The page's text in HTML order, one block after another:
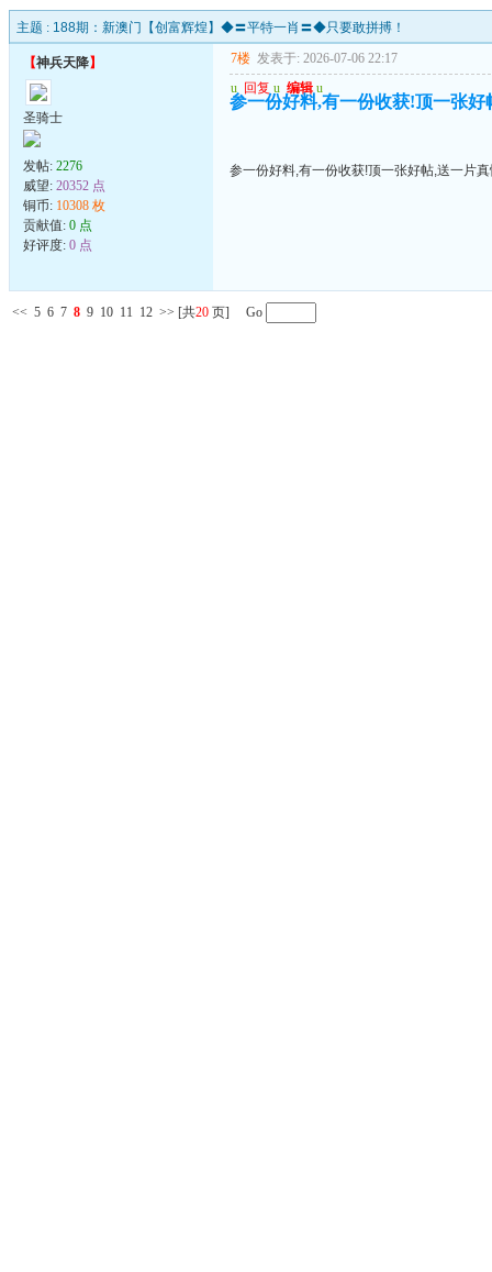
主题 : 188期：新澳门【创富辉煌】◆〓平特一肖〓◆只要敢拼搏！
【神兵天降】
圣骑士
发帖: 2276
威望: 20352 点
铜币: 10308 枚
贡献值: 0 点
好评度: 0 点
7楼 发表于: 2026-07-06 22:17
u 回复 u 编辑 u
参一份好料,有一份收获!顶一张
参一份好料,有一份收获!顶一张好帖,送一片
<< 5 6 7 8 9 10 11 12 >> [共20 页] Go